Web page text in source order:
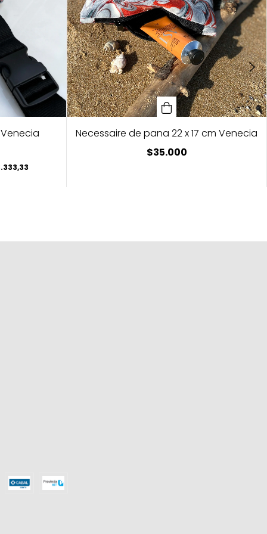
Necessaire de pana 22 x 17 cm Venecia
$35.000